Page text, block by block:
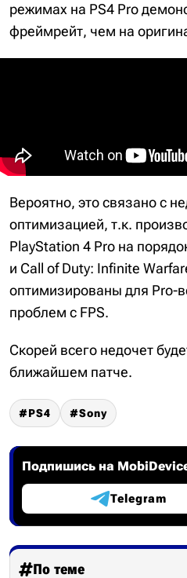
режимах на PS4 Pro
фреймрейт, чем на
Вероятно, это связано с
оптимизацией, т.к.
PlayStation 4 Pro на
и Call of Duty: Infinite
оптимизированы для Pro-
проблем с FPS.
Скорей всего недочет
ближайшем патче.
PS4 Sony
Подпишись на
Telegram
По теме